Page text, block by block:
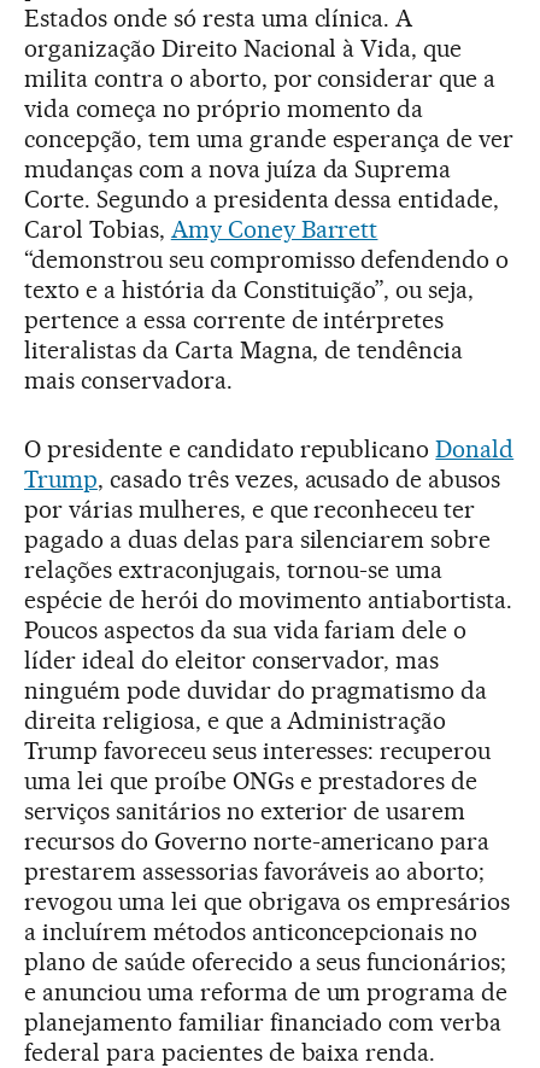
Estados onde só resta uma clínica. A
organização Direito Nacional à Vida, que
milita contra o aborto, por considerar que a
vida começa no próprio momento da
concepção, tem uma grande esperança de ver
mudanças com a nova juíza da Suprema
Corte. Segundo a presidenta dessa entidade,
Carol Tobias, Amy Coney Barrett
“demonstrou seu compromisso defendendo o
texto e a história da Constituição”, ou seja,
pertence a essa corrente de intérpretes
literalistas da Carta Magna, de tendência
mais conservadora.
O presidente e candidato republicanoDonald
Trump, casado três vezes, acusado de abusos
por várias mulheres, e que reconheceu ter
pagado a duas delas para silenciarem sobre
relações extraconjugais, tornou-se uma
espécie de herói do movimento antiabortista.
Poucos aspectos da sua vida fariam dele o
líder ideal do eleitor conservador, mas
ninguém pode duvidar do pragmatismo da
direita religiosa, e que a Administração
Trump favoreceu seus interesses: recuperou
uma lei que proíbe ONGs e prestadores de
serviços sanitários no exterior de usarem
recursos do Governo norte-americano para
prestarem assessorias favoráveis ao aborto;
revogou uma lei que obrigava os empresários
a incluírem métodos anticoncepcionais no
plano de saúde oferecido a seus funcionários;
e anunciou uma reforma de um programa de
planejamento familiar financiado com verba
federal para pacientes de baixa renda.